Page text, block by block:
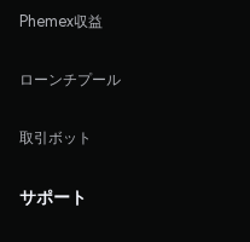
Phemex収益
ローンチプール
取引ボット
サポート